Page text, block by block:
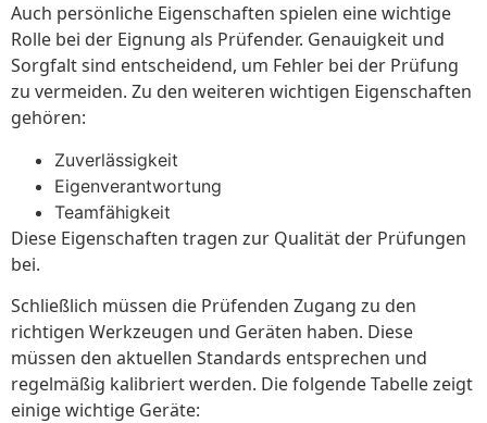
Auch persönliche Eigenschaften spielen eine wichtige
Rolle bei der Eignung als Prüfender. Genauigkeit und
Sorgfalt sind entscheidend, um Fehler bei der Prüfung
zu vermeiden. Zu den weiteren wichtigen Eigenschaften
gehören:
Zuverlässigkeit
Eigenverantwortung
Teamfähigkeit
Diese Eigenschaften tragen zur Qualität der Prüfungen
bei.
Schließlich müssen die Prüfenden Zugang zu den
richtigen Werkzeugen und Geräten haben. Diese
müssen den aktuellen Standards entsprechen und
regelmäßig kalibriert werden. Die folgende Tabelle zeigt
einige wichtige Geräte: